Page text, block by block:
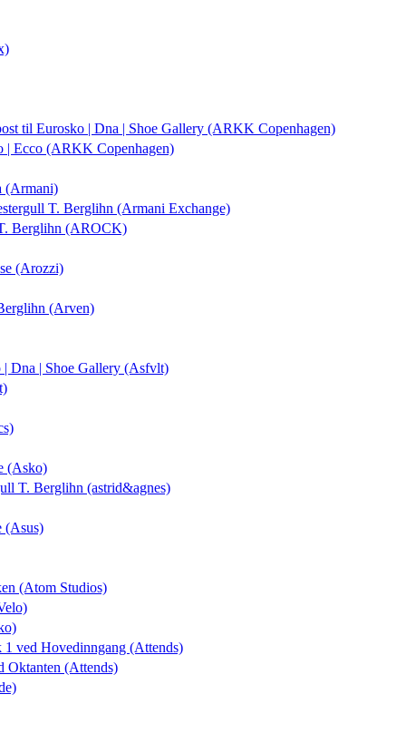
til Eurosko | Dna | Shoe Gallery (ARKK Copenhagen)
| Ecco (ARKK Copenhagen)
(Armani)
T. Berglihn (Armani Exchange)
Berglihn (AROCK)
(Arozzi)
(Arven)
| Dna | Shoe Gallery (Asfvlt)
(Asko)
T. Berglihn (astrid&agnes)
(Asus)
(Atom Studios)
1 ved Hovedinngang (Attends)
Oktanten (Attends)